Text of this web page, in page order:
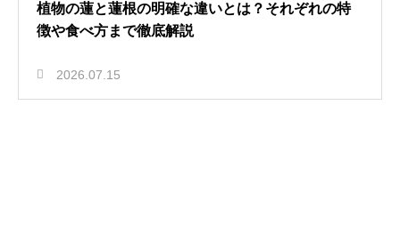
植物の蓮と蓮根の明確な違いとは？それぞれの特
徴や食べ方まで徹底解説
2026.07.15